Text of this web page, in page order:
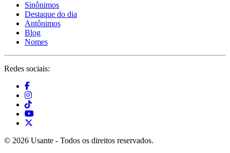
Sinônimos
Destaque do dia
Antônimos
Blog
Nomes
Redes sociais:
© 2026 Usante - Todos os direitos reservados.